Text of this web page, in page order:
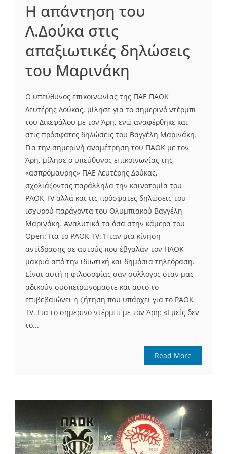
Η απάντηση του
Λ.Δούκα στις
απαξιωτικές δηλώσεις
του Μαρινάκη
Ο υπεύθυνος επικοινωνίας της ΠΑΕ ΠΑΟΚ
Λευτέρης Δούκας, μίλησε για το σημερινό ντέρμπι
του Δικεφάλου με τον Άρη, ενώ αναφέρθηκε και
στις πρόσφατες δηλώσεις του Βαγγέλη Μαρινάκη.
Για την σημερινή αναμέτρηση του ΠΑΟΚ με τον
Άρη, μίλησε ο υπεύθυνος επικοινωνίας της
«ασπρόμαυρης» ΠΑΕ Λευτέρης Δούκας,
σχολιάζοντας παράλληλα την καινοτομία του
PAOK TV αλλά και τις πρόσφατες δηλώσεις του
ισχυρού παράγοντα του Ολυμπιακού Βαγγέλη
Μαρινάκη. Αναλυτικά τα όσα στην κάμερα του
Open: Για το PAOK TV: Ήταν μια κίνηση
αντίδρασης σε αυτούς που έβγαλαν τον ΠΑΟΚ
μακριά από την ιδιωτική και δημόσια τηλεόραση.
Είναι αυτή η φιλοσοφίας σαν σύλλογος όταν μας
αδικούν συσπειρωνόμαστε και αυτό το
επιβεβαιώνει η ζήτηση που υπάρχει για το PAOK
TV. Για το σημερινό ντέρμπι με τον Άρη: «Εμείς δεν
το...
Read More